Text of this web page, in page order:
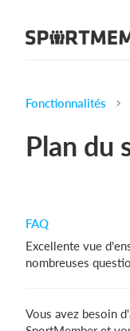
À propos
Combien
Fonctionnalités
Plan du
FAQ
Excellente vue
nombreuses
Vous avez besoin